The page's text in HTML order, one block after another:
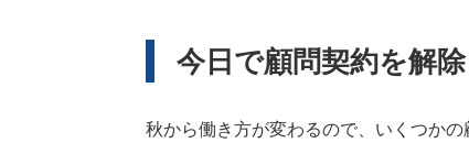
今日で顧問契約を解
秋から働き方が変わるので、いくつか